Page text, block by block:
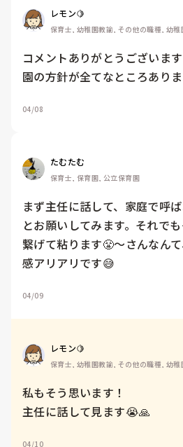
レモン🍋
保育士, 幼稚園教諭, その他の職種, 幼
コメントありがとうございま
園の方針が全てなところありま
04/08
たむたむ
保育士, 保育園, 公立保育園
まず主任に話して、家庭で呼
とお願いしてみます。それで
繋げて粘ります😤〜さんなん
感アリアリです😅
04/09
レモン🍋
保育士, 幼稚園教諭, その他の職種, 幼
私もそう思います！
主任に話して見ます😭🙏
04/10